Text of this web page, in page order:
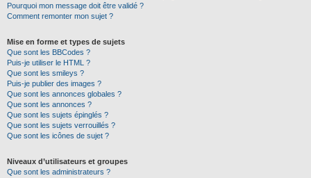
Pourquoi mon message doit être validé ?
Comment remonter mon sujet ?
Mise en forme et types de sujets
Que sont les BBCodes ?
Puis-je utiliser le HTML ?
Que sont les smileys ?
Puis-je publier des images ?
Que sont les annonces globales ?
Que sont les annonces ?
Que sont les sujets épinglés ?
Que sont les sujets verrouillés ?
Que sont les icônes de sujet ?
Niveaux d’utilisateurs et groupes
Que sont les administrateurs ?